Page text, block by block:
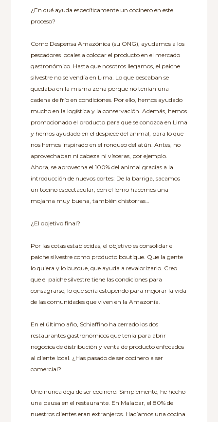
¿En qué ayuda específicamente un cocinero en este
proceso?
Como Despensa Amazónica (su ONG), ayudamos a los
pescadores locales a colocar el producto en el mercado
gastronómico. Hasta que nosotros llegamos, el paiche
silvestre no se vendía en Lima. Lo que pescaban se
quedaba en la misma zona porque no tenían una
cadena de frío en condiciones. Por ello, hemos ayudado
mucho en la logística y la conservación. Además, hemos
promocionado el producto para que se conozca en Lima
y hemos ayudado en el despiece del animal, para lo que
nos hemos inspirado en el ronqueo del atún. Antes, no
aprovechaban ni cabeza ni vísceras, por ejemplo.
Ahora, se aprovecha el 100% del animal gracias a la
introducción de nuevos cortes: De la barriga, sacamos
un tocino espectacular; con el lomo hacemos una
mojama muy buena, también chistorras…
¿El objetivo final?
Por las cotas establecidas, el objetivo es consolidar el
paiche silvestre como producto boutique. Que la gente
lo quiera y lo busque, que ayuda a revalorizarlo. Creo
que el paiche silvestre tiene las condiciones para
consagrarse, lo que sería estupendo para mejorar la vida
de las comunidades que viven en la Amazonía.
En el último año, Schiaffino ha cerrado los dos
restaurantes gastronómicos que tenía para abrir
negocios de distribución y venta de producto enfocados
al cliente local. ¿Has pasado de ser cocinero a ser
comercial?
Uno nunca deja de ser cocinero. Simplemente, he hecho
una pausa en el restaurante. En Malabar, el 80% de
nuestros clientes eran extranjeros. Hacíamos una cocina